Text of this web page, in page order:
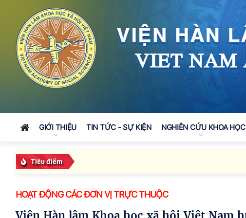
GIỚI THIỆU TIN TỨC - SỰ KIỆN NGHIÊN CỨU KHOA HỌC
Tiêu điểm
HOẠT ĐỘNG CÁC ĐƠN VỊ TRỰC THUỘC